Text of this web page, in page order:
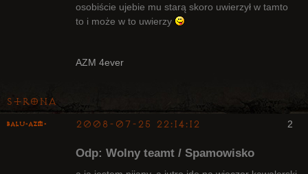
osobiście ujebie mu starą skoro uwierzył w tamto
to i może w to uwierzy
AZM 4ever
Strona
2
Balu-AZM- 2008-07-25 22:14:12
Odp: Wolny teamt / Spamowisko